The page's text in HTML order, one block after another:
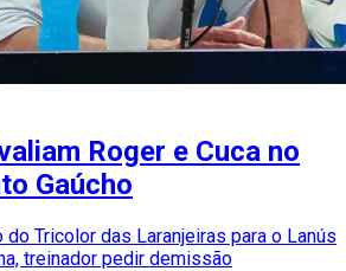
Roger e Cuca no
Gaúcho
Tricolor das Laranjeiras para o Lanús
treinador pedir demissão